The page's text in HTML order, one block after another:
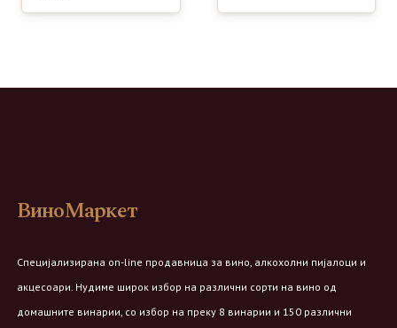
ВиноМаркет
Специјализирана on-line продавница за вино, алкохолни пијалоци и
акцесоари. Нудиме широк избор на различни сорти на вино од
домашните винарии, со избор на преку 8 винарии и 150 различни